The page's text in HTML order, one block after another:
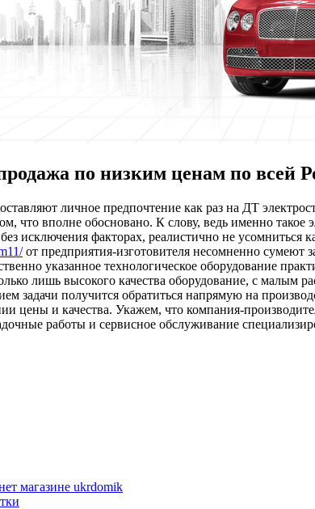
по низким ценам по всей
личное предпочтение как раз на ДТ
что вполне обосновано. К слову, ведь именно
исключения факторах, реалистично не усомниться
от предприятия-изготовителя несомненно сумеют
указанное технологическое оборудование
лишь высокого качества оборудование, с малым
задачи получится обратиться напрямую на
цены и качества. Укажем, что компания-
работы и сервисное обслуживание
магазине ukrdomik